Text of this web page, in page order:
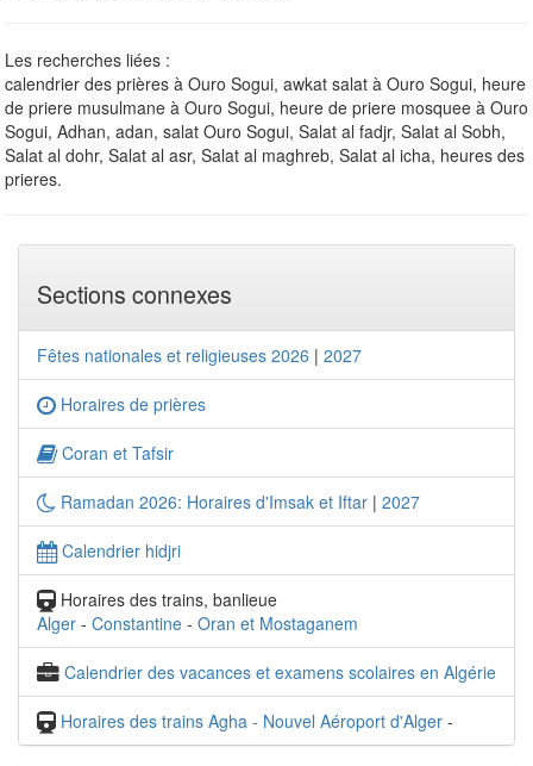
Les recherches liées :
calendrier des prières à Ouro Sogui, awkat salat à Ouro Sogui, heure
de priere musulmane à Ouro Sogui, heure de priere mosquee à Ouro
Sogui, Adhan, adan, salat Ouro Sogui, Salat al fadjr, Salat al Sobh,
Salat al dohr, Salat al asr, Salat al maghreb, Salat al icha, heures des
prieres.
Sections connexes
Fêtes nationales et religieuses 2026 | 2027
Horaires de prières
Coran et Tafsir
Ramadan 2026: Horaires d'Imsak et Iftar | 2027
Calendrier hidjri
Horaires des trains, banlieue
Alger - Constantine - Oran et Mostaganem
Calendrier des vacances et examens scolaires en Algérie
Horaires des trains Agha - Nouvel Aéroport d'Alger -